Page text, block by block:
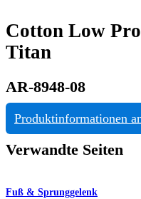
Cotton Low
Titan
AR-8948-08
Produktinformationen
Verwandte Seiten
Fuß & Sprunggelenk